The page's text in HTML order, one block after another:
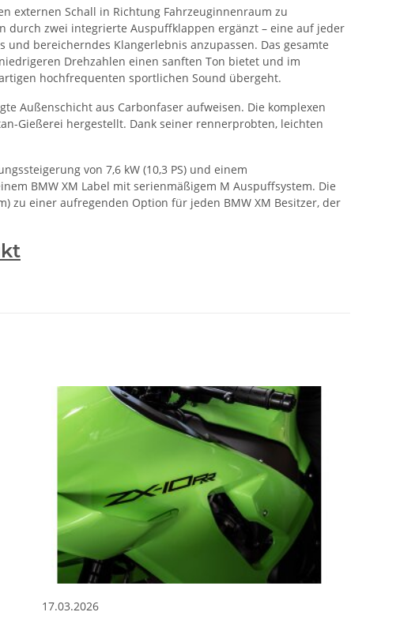
externen Schall in Richtung Fahrzeuginnenraum zu
durch zwei integrierte Auspuffklappen ergänzt – eine auf jeder
bereicherndes Klangerlebnis anzupassen. Das gesamte
Drehzahlen einen sanften Ton bietet und im
hochfrequenten sportlichen Sound übergeht.
Außenschicht aus Carbonfaser aufweisen. Die komplexen
Gießerei hergestellt. Dank seiner rennerprobten, leichten
von 7,6 kW (10,3 PS) und einem
BMW XM Label mit serienmäßigem M Auspuffsystem. Die
zu einer aufregenden Option für jeden BMW XM Besitzer, der
17.03.2026